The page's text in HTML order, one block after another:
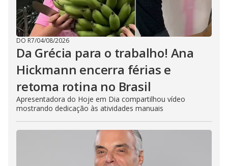
DO R7/04/08/2026
Da Grécia para o trabalho! Ana
Hickmann encerra férias e
retoma rotina no Brasil
Apresentadora do Hoje em Dia compartilhou vídeo
mostrando dedicação às atividades manuais